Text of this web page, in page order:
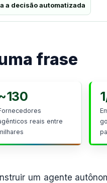
a decisão automatizada
frase
reais entre
um agente